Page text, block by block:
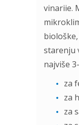
vinariie.
starenju
najviše
za
za
za